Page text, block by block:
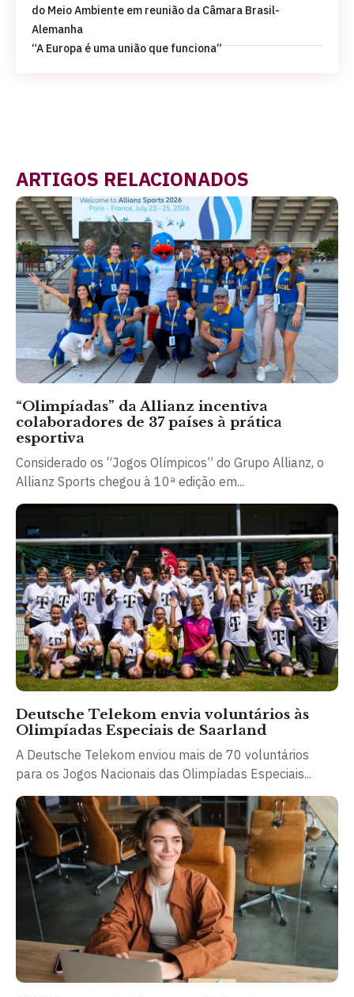
do Meio Ambiente em reunião da Câmara Brasil-
Alemanha
“A Europa é uma união que funciona”
ARTIGOS RELACIONADOS
“Olimpíadas” da Allianz incentiva
colaboradores de 37 países à prática
esportiva
Considerado os “Jogos Olímpicos” do Grupo Allianz, o
Allianz Sports chegou à 10ª edição em...
Deutsche Telekom envia voluntários às
Olimpíadas Especiais de Saarland
A Deutsche Telekom enviou mais de 70 voluntários
para os Jogos Nacionais das Olimpíadas Especiais...